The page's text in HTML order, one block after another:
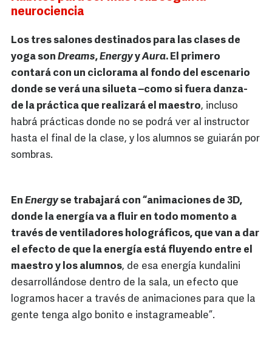
neurociencia
Los tres salones destinados para las clases de
yoga son Dreams,EnergyyAura. El primero
contará con un ciclorama al fondo del escenario
donde se verá una silueta –como si fuera danza-
de la práctica que realizará el maestro, incluso
habrá prácticas donde no se podrá ver al instructor
hasta el final de la clase, y los alumnos se guiarán por
sombras.
En Energyse trabajará con “animaciones de 3D,
donde la energía va a fluir en todo momento a
través de ventiladores holográficos, que van a dar
el efecto de que la energía está fluyendo entre el
maestro y los alumnos, de esa energía kundalini
desarrollándose dentro de la sala, un efecto que
logramos hacer a través de animaciones para que la
gente tenga algo bonito e instagrameable”.